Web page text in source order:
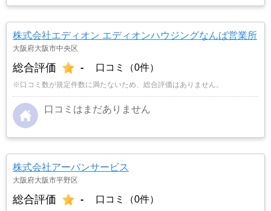
株式会社エディオン エディオンハウジングなんば営業所
大阪府大阪市中央区
総合評価 - 口コミ（0件）
※口コミ数が規定件数に満たないため、総合評価はありません。
口コミはまだありません
株式会社アーバンサービス
大阪府大阪市平野区
総合評価 - 口コミ（0件）